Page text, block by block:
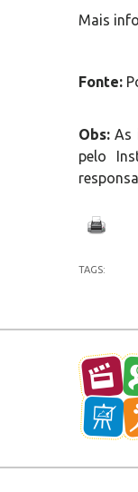
Mais
Fonte:
Obs:As
pelo
TAGS: